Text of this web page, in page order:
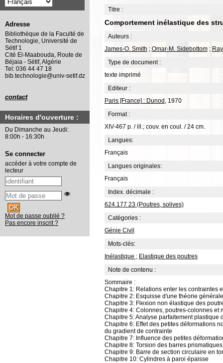
Titre :
Comportement inélastique des
Auteurs :
James-O. Smith ; Omar-M. Sidebottom;
Type de document :
texte imprimé
Editeur :
Paris [France] : Dunod , 1970
Format :
XIV-467 p. / ill.; couv. en coul. / 24 cm.
Langues:
Français
Langues originales:
Français
Index. décimale :
624.177 23 (Poutres, solives)
Catégories :
Génie Civil
Mots-clés:
Inélastique ; Elastique des poutres
Note de contenu :
Sommaire :
Chapitre 1: Relations enter les contraintes
Chapitre 2: Esquisse d'une théorie
Chapitre 3: Flexion non élastique des
Chapitre 4: Colonnes, poutres-colonnes et
Chapitre 5: Analyse parfaitement plastique
Chapitre 6: Effet des petites déformations
du gradient de contrainte
Chapitre 7: Influence des petites
Chapitre 8: Torsion des barres prismatiques
Chapitre 9: Barre de section circulaire en
Chapitre 10: Cylindres à paroi épaisse
Adresse
Bibliothèque de la Faculté de
Technologie, Université de
Sétif 1
Cité El-Maabouda, Route de
Béjaia - Sétif, Algérie
Tel: 036 44 47 18
bib.technologie@univ-setif.dz
contact
Horaires d'ouverture :
Du Dimanche au Jeudi:
8:00h - 16:30h
Se connecter
accéder à votre compte de
lecteur
Mot de passe oublié ?
Pas encore inscrit ?